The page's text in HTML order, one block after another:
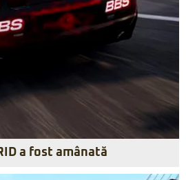
a fost amânată